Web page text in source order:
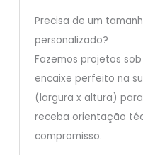
Precisa de um
personalizado?
Fazemos projetos
encaixe perfeito na
(largura x altura)
receba orientação
compromisso.